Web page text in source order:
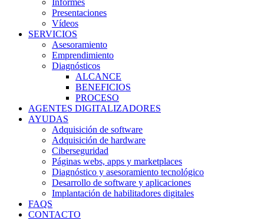
Informes
Presentaciones
Vídeos
SERVICIOS
Asesoramiento
Emprendimiento
Diagnósticos
ALCANCE
BENEFICIOS
PROCESO
AGENTES DIGITALIZADORES
AYUDAS
Adquisición de software
Adquisición de hardware
Ciberseguridad
Páginas webs, apps y marketplaces
Diagnóstico y asesoramiento tecnológico
Desarrollo de software y aplicaciones
Implantación de habilitadores digitales
FAQS
CONTACTO